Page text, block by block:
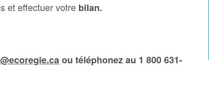
et effectuer votre bilan.
ou téléphonez au 1 800 631-